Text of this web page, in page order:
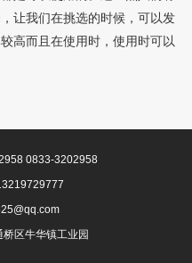
让我们在挑选的时候，可以发
高而且在使用时，使用时可以
0833-3202958
区牛华镇工业园